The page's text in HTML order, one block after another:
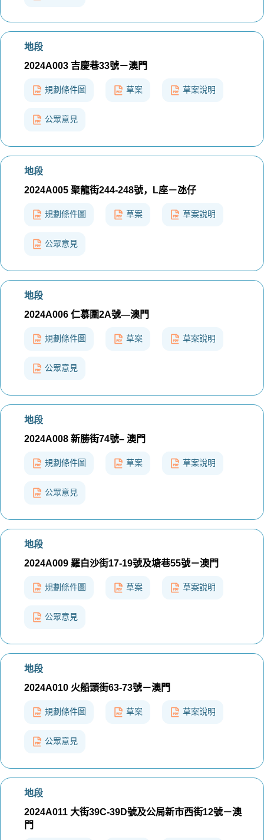
地段
2024A003 吉慶巷33號－澳門
規劃條件圖 草案 草案說明
公眾意見
地段
2024A005 聚龍街244-248號，L座－氹仔
規劃條件圖 草案 草案說明
公眾意見
地段
2024A006 仁慕圍2A號—澳門
規劃條件圖 草案 草案說明
公眾意見
地段
2024A008 新勝街74號– 澳門
規劃條件圖 草案 草案說明
公眾意見
地段
2024A009 羅白沙街17-19號及塘巷55號－澳門
規劃條件圖 草案 草案說明
公眾意見
地段
2024A010 火船頭街63-73號－澳門
規劃條件圖 草案 草案說明
公眾意見
地段
2024A011 大街39C-39D號及公局新市西街12號－澳
門